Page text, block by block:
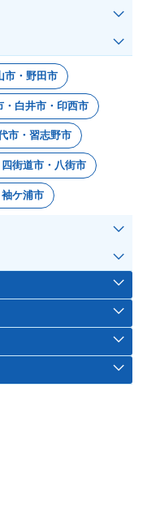
市・野田市
・白井市・印西市
市・習志野市
街道市・八街市
ケ浦市